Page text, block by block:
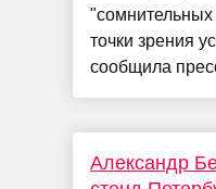
"сомнительных
точки зрения
сообщила
Александр